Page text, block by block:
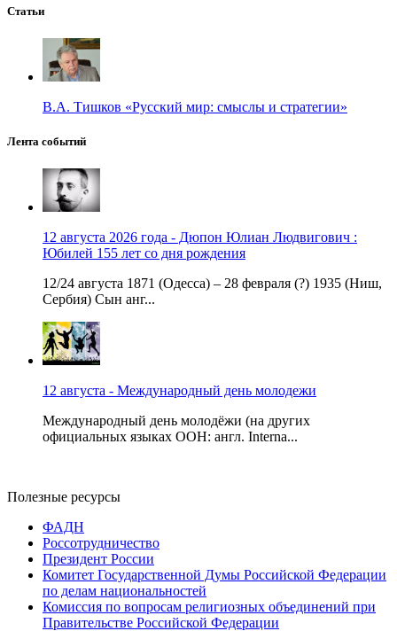
Статьи
В.А. Тишков «Русский мир: смыслы и стратегии»
Лента событий
12 августа 2026 года - Дюпон Юлиан Людвигович :
Юбилей 155 лет со дня рождения
12/24 августа 1871 (Одесса) – 28 февраля (?) 1935 (Ниш,
Сербия) Сын анг...
12 августа - Международный день молодежи
Международный день молодёжи (на других
официальных языках ООН: англ. Interna...
Полезные ресурсы
ФАДН
Россотрудничество
Президент России
Комитет Государственной Думы Российской Федерации
по делам национальностей
Комиссия по вопросам религиозных объединений при
Правительстве Российской Федерации